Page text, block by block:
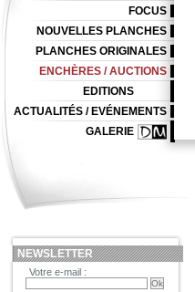
FOCUS
NOUVELLES PLANCHES
PLANCHES ORIGINALES
ENCHÈRES / AUCTIONS
EDITIONS
ACTUALITÉS / EVÉNEMENTS
GALERIE
NEWSLETTER
Votre e-mail :